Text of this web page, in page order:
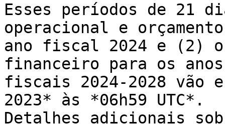
Esses períodos de 21
operacional e
ano fiscal 2024 e (2)
financeiro para os
fiscais 2024-2028 vão
2023* às *06h59 UTC*.
Detalhes adicionais